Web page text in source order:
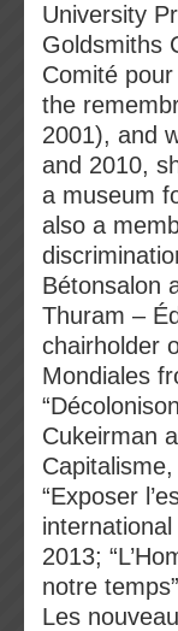
University
Goldsmiths
Comité
the
2001), and
and 2010,
a museum
also a
Bétonsalon
Thuram –
chairholder
Mondiales
Cukeirman
“Exposer
2013;
notre
Les